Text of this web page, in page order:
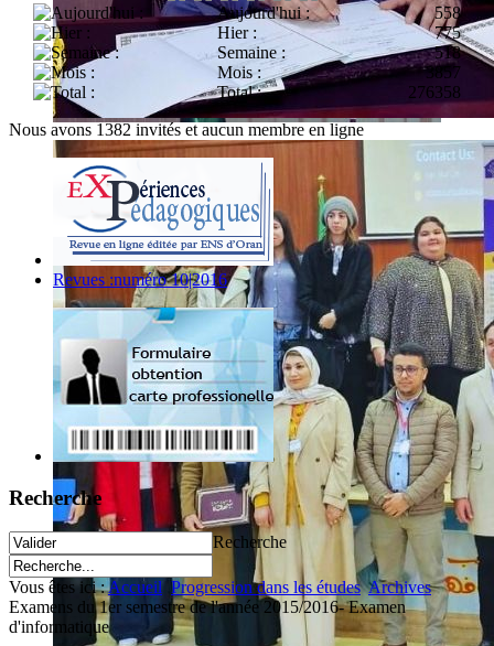
Aujourd'hui :
558
Hier :
775
Semaine :
518
Mois :
3857
Total :
276358
Nous avons 1382 invités et aucun membre en ligne
Revues :numéro 10|2016
Recherche
Recherche
Vous êtes ici :Accueil Progression dans les études Archives
Examens du 1er semestre de l'année 2015/2016- Examen
d'informatique